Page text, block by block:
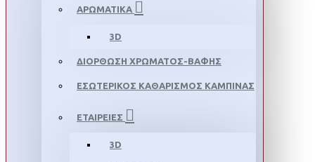
ΑΡΩΜΑΤΙΚΑ
3D
ΔΙΟΡΘΩΣΗ ΧΡΩΜΑΤΟΣ-ΒΑΦΗΣ
ΕΣΩΤΕΡΙΚΟΣ ΚΑΘΑΡΙΣΜΟΣ ΚΑΜΠΙΝΑΣ
ΕΤΑΙΡΕΙΕΣ
3D